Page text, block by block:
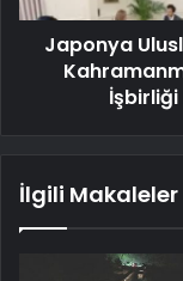
Japonya
İlgili Makaleler